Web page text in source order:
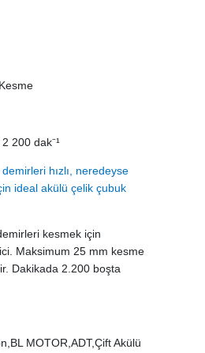
200 dak⁻¹
hızlı, neredeyse
ideal akülü çelik çubuk
kesmek için
Maksimum 25 mm kesme
Dakikada 2.200 boşta
MOTOR,ADT,Çift Akülü